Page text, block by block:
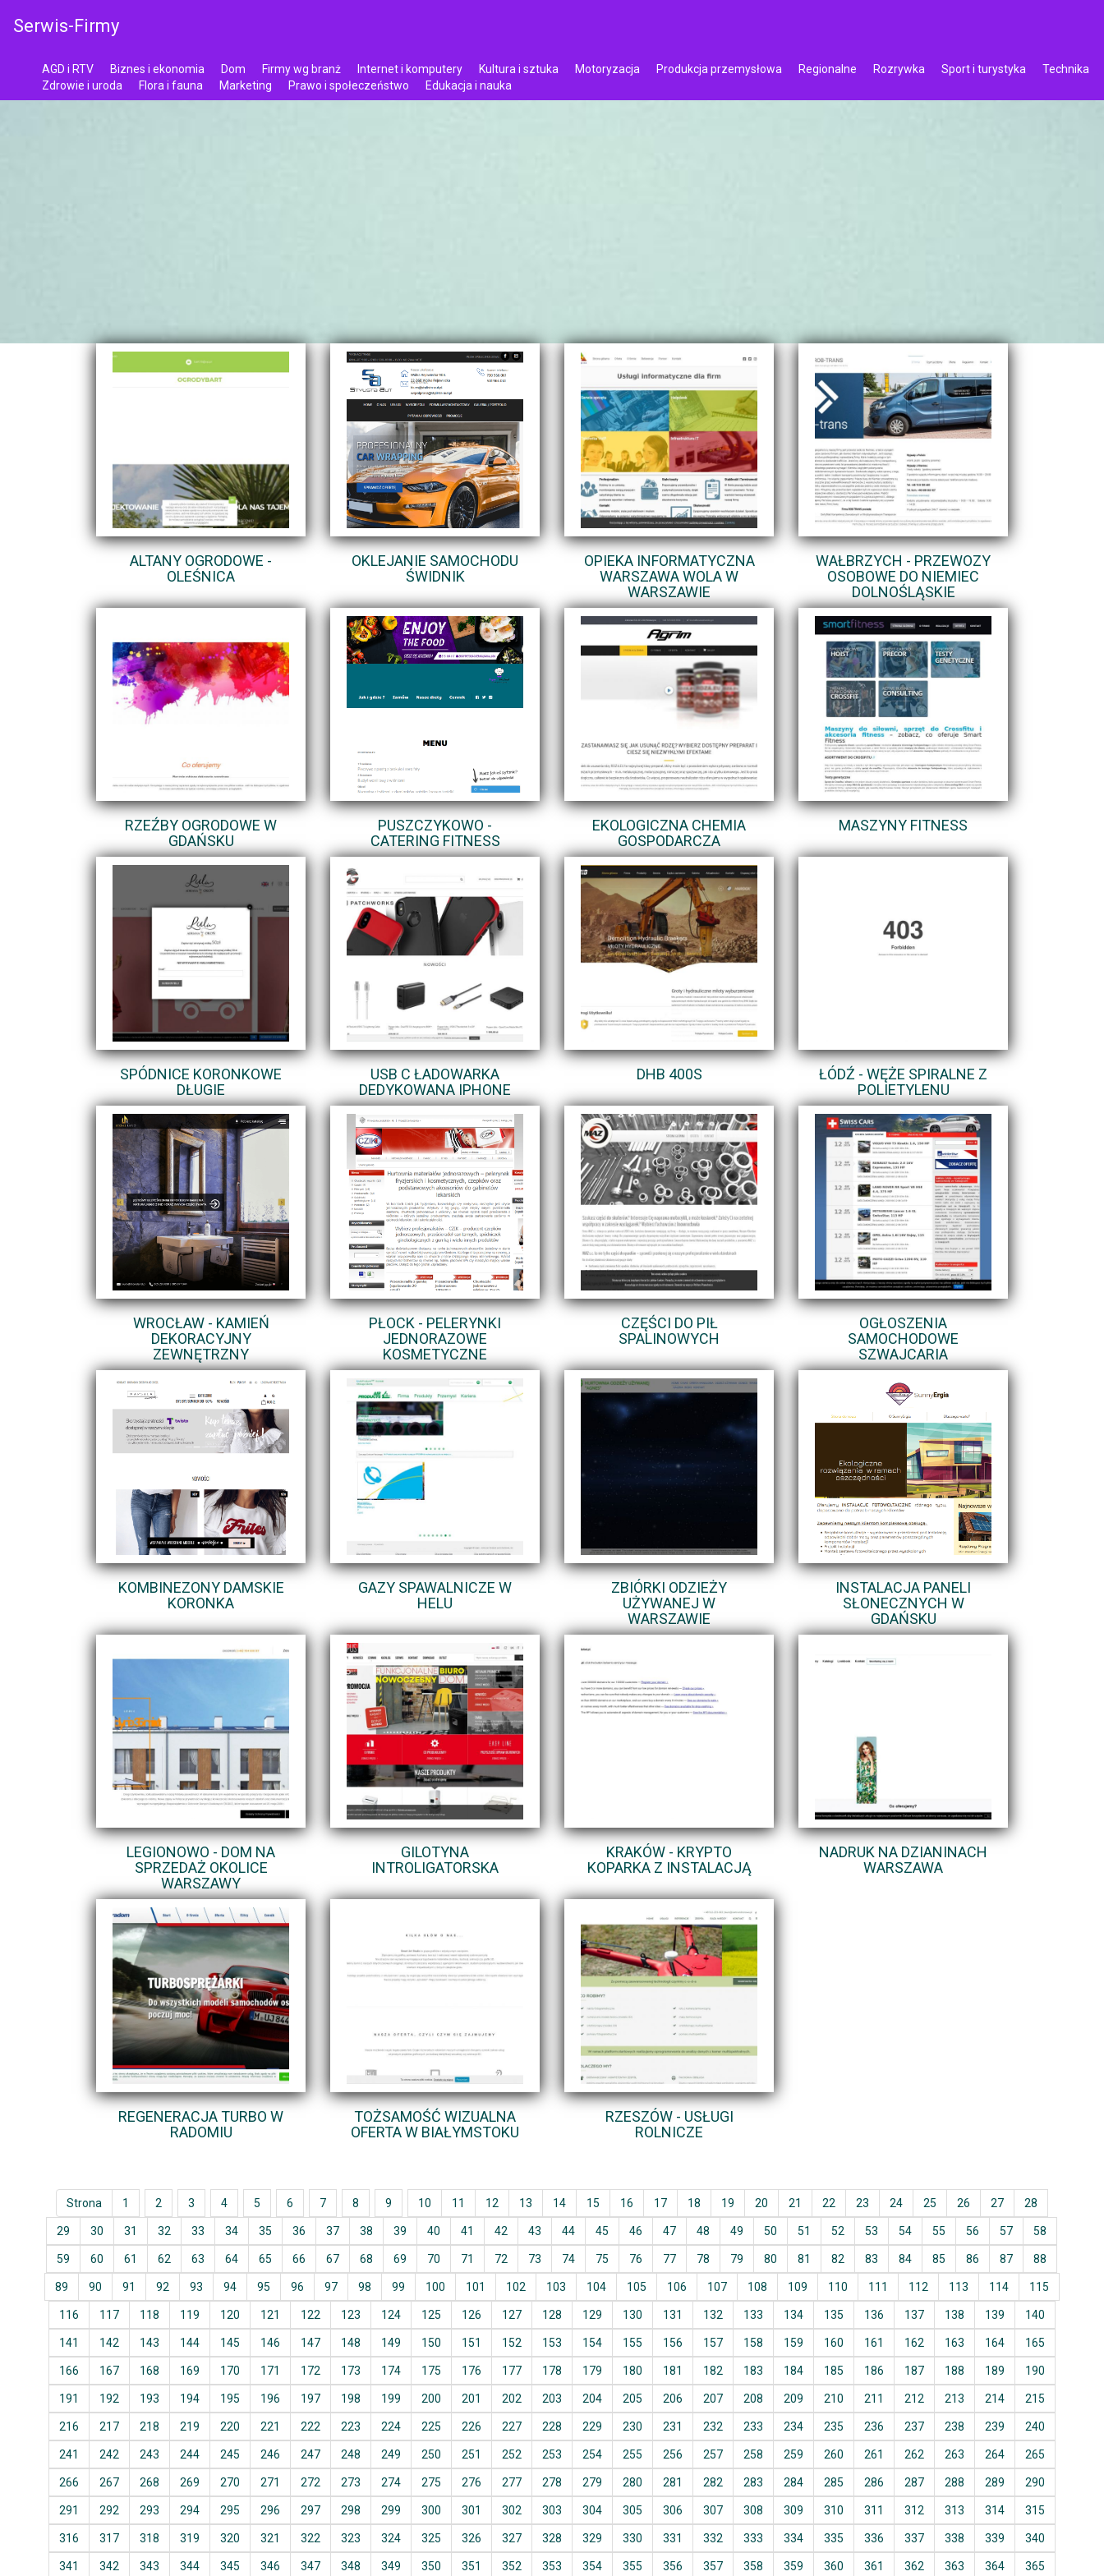
Serwis-Firmy
AGD i RTV Biznes i ekonomia Dom Firmy wg branż Internet i komputery Kultura i sztuka Motoryzacja Produkcja przemysłowa Regionalne Rozrywka Sport i turystyka
Technika
Zdrowie i uroda
Flora i fauna Marketing Prawo i społeczeństwo Edukacja i nauka
ALTANY OGRODOWE -
OLEŚNICA
OKLEJANIE SAMOCHODU
ŚWIDNIK
OPIEKA INFORMATYCZNA
WARSZAWA WOLA W
WARSZAWIE
WAŁBRZYCH - PRZEWOZY
OSOBOWE DO NIEMIEC
DOLNOŚLĄSKIE
RZEŹBY OGRODOWE W
GDAŃSKU
PUSZCZYKOWO -
CATERING FITNESS
EKOLOGICZNA CHEMIA
GOSPODARCZA
MASZYNY FITNESS
SPÓDNICE KORONKOWE
DŁUGIE
USB C ŁADOWARKA
DEDYKOWANA IPHONE
DHB 400S
ŁÓDŹ - WĘŻE SPIRALNE Z
POLIETYLENU
WROCŁAW - KAMIEŃ
DEKORACYJNY
ZEWNĘTRZNY
PŁOCK - PELERYNKI
JEDNORAZOWE
KOSMETYCZNE
CZĘŚCI DO PIŁ
SPALINOWYCH
OGŁOSZENIA
SAMOCHODOWE
SZWAJCARIA
KOMBINEZONY DAMSKIE
KORONKA
GAZY SPAWALNICZE W
HELU
ZBIÓRKI ODZIEŻY
UŻYWANEJ W
WARSZAWIE
INSTALACJA PANELI
SŁONECZNYCH W
GDAŃSKU
LEGIONOWO - DOM NA
SPRZEDAŻ OKOLICE
WARSZAWY
GILOTYNA
INTROLIGATORSKA
KRAKÓW - KRYPTO
KOPARKA Z INSTALACJĄ
NADRUK NA DZIANINACH
WARSZAWA
REGENERACJA TURBO W
RADOMIU
TOŻSAMOŚĆ WIZUALNA
OFERTA W BIAŁYMSTOKU
RZESZÓW - USŁUGI
ROLNICZE
Strona 1 2 3 4 5 6 7 8 9 10 11 12 13 14 15 16 17 18 19 20 21 22 23 24 25 26 27 28
29 30 31 32 33 34 35 36 37 38 39 40 41 42 43 44 45 46 47 48 49 50 51 52 53 54 55 56 57 58
59 60 61 62 63 64 65 66 67 68 69 70 71 72 73 74 75 76 77 78 79 80 81 82 83 84 85 86 87 88
89 90 91 92 93 94 95 96 97 98 99 100 101 102 103 104 105 106 107 108 109 110 111 112 113 114 115
116 117 118 119 120 121 122 123 124 125 126 127 128 129 130 131 132 133 134 135 136 137 138 139 140
141 142 143 144 145 146 147 148 149 150 151 152 153 154 155 156 157 158 159 160 161 162 163 164 165
166 167 168 169 170 171 172 173 174 175 176 177 178 179 180 181 182 183 184 185 186 187 188 189 190
191 192 193 194 195 196 197 198 199 200 201 202 203 204 205 206 207 208 209 210 211 212 213 214 215
216 217 218 219 220 221 222 223 224 225 226 227 228 229 230 231 232 233 234 235 236 237 238 239 240
241 242 243 244 245 246 247 248 249 250 251 252 253 254 255 256 257 258 259 260 261 262 263 264 265
266 267 268 269 270 271 272 273 274 275 276 277 278 279 280 281 282 283 284 285 286 287 288 289 290
291 292 293 294 295 296 297 298 299 300 301 302 303 304 305 306 307 308 309 310 311 312 313 314 315
316 317 318 319 320 321 322 323 324 325 326 327 328 329 330 331 332 333 334 335 336 337 338 339 340
341 342 343 344 345 346 347 348 349 350 351 352 353 354 355 356 357 358 359 360 361 362 363 364 365